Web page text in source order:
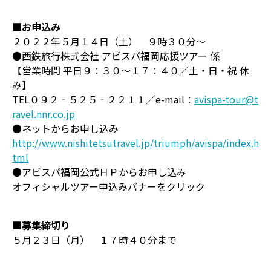
■お申込み
２０２２年５月１４日（土） ９時３０分～
●西鉄旅行株式会社 アビスパ福岡応援ツアー 係
【営業時間 平日９：３０～１７：４０／土・日・祝 休
み】
TEL０９２‐５２５‐２２１１／e-mail： avispa-tour@t
ravel.nnr.co.jp
●ネットからお申し込み
http://www.nishitetsutravel.jp/triumph/avispa/index.h
tml
●アビスパ福岡公式ＨＰからお申し込み
オフィシャルツアー申込みバナーをクリック
■募集締切り
５月２３日（月） １７時４０分まで